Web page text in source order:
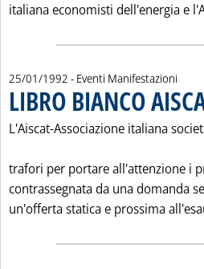
italiana economisti dell'energia e
25/01/1992 - Eventi Manifestazioni
LIBRO BIANCO
L'Aiscat-Associazione italiana
trafori per portare all'attenzione i
contrassegnata da una domanda
un'offerta statica e prossima